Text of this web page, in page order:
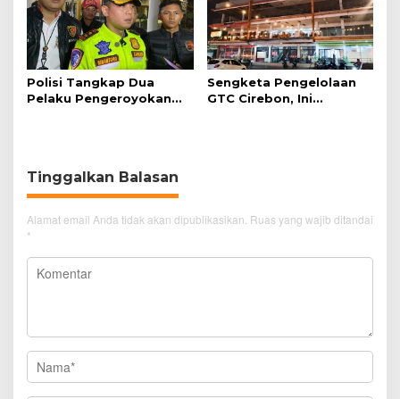
Polisi Tangkap Dua
Pelaku Pengeroyokan
Sengketa Pengelolaan
GTC Cirebon, Ini
Tinggalkan Balasan
Alamat email Anda tidak akan dipublikasikan. Ruas yang wajib ditandai
*